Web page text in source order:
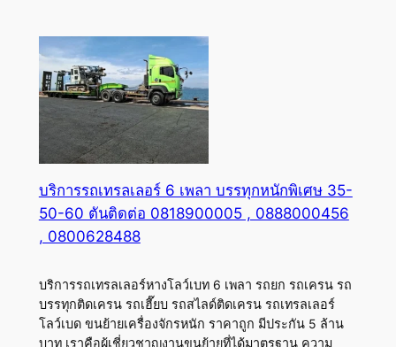
บริการรถเทรลเลอร์ 6 เพลา บรรทุกหนักพิเศษ 35-
50-60 ตันติดต่อ 0818900005 , 0888000456
, 0800628488
บริการรถเทรลเลอร์หางโลว์เบท 6 เพลา รถยก รถเครน รถ
บรรทุกติดเครน รถเฮี๊ยบ รถสไลด์ติดเครน รถเทรลเลอร์
โลว์เบด ขนย้ายเครื่องจักรหนัก ราคาถูก มีประกัน 5 ล้าน
บาท เราคือผู้เชี่ยวชาญงานขนย้ายที่ได้มาตรฐาน ความ